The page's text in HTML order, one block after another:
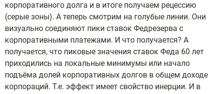
корпоративного долга и в итоге получаем рецессию
(серые зоны). А теперь смотрим на голубые линии. Они
визуально соединяют пики ставок Федрезерва с
корпоративными платежами. И что получается? А
получается, что пиковые значения ставок Феда 60 лет
приходились на локальные минимумы или начало
подъёма долей корпоративных долгов в общем доходе
корпораций. Т.е. эффект имеет свойство инерции. И в